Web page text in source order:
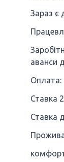
Зараз є
аванси
Оплата:
Ставка
Ставка